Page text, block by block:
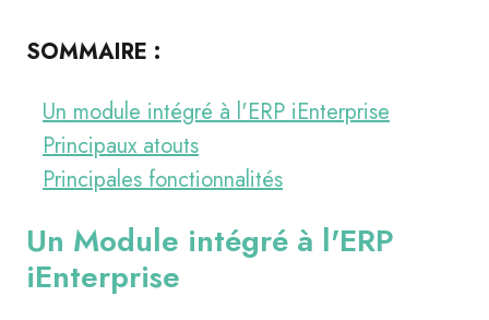
SOMMAIRE :
Un module intégré à l'ERP iEnterprise
Principaux atouts
Principales fonctionnalités
Un Module intégré à l'ERP
iEnterprise